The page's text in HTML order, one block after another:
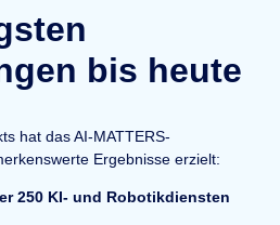
bis heute
hat das AI-MATTERS-
Ergebnisse erzielt:
250 KI- und Robotikdiensten